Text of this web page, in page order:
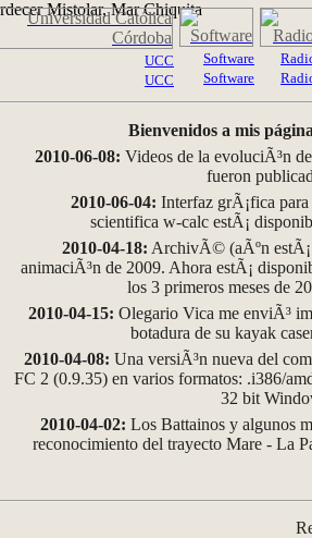
UCC
UCC
Software
Software
Bienvenidos a mis
2010-06-08: Videos de la evoluciÃ³n
fueron
2010-06-04: Interfaz grÃ¡fica
scientifica w-calc estÃ¡
2010-04-18: ArchivÃ© (aÃºn
animaciÃ³n de 2009. Ahora estÃ¡
los 3 primeros meses de
2010-04-15: Olegario Vica me enviÃ³
botadura de su kayak
2010-04-08: Una versiÃ³n nueva del
FC 2 (0.9.35) en varios formatos: .i386/
32 bit
2010-04-02: Los Battainos y algunos
reconocimiento del trayecto Mare - La